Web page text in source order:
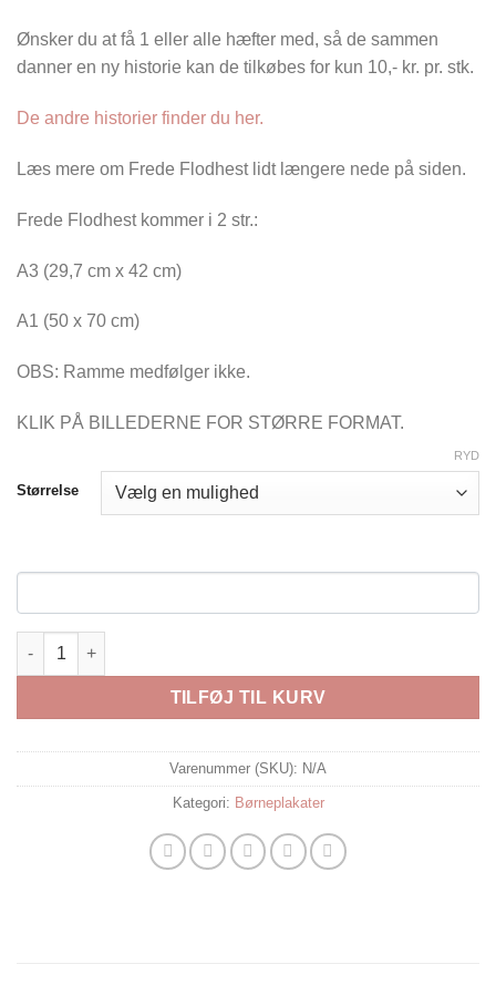
Ønsker du at få 1 eller alle hæfter med, så de sammen
danner en ny historie kan de tilkøbes for kun 10,- kr. pr. stk.
De andre historier finder du her.
Læs mere om Frede Flodhest lidt længere nede på siden.
Frede Flodhest kommer i 2 str.:
A3 (29,7 cm x 42 cm)
A1 (50 x 70 cm)
OBS: Ramme medfølger ikke.
KLIK PÅ BILLEDERNE FOR STØRRE FORMAT.
Størrelse
RYD
Børneplakat Frede Flodhest GRØN antal
TILFØJ TIL KURV
Varenummer (SKU): N/A
Kategori: Børneplakater